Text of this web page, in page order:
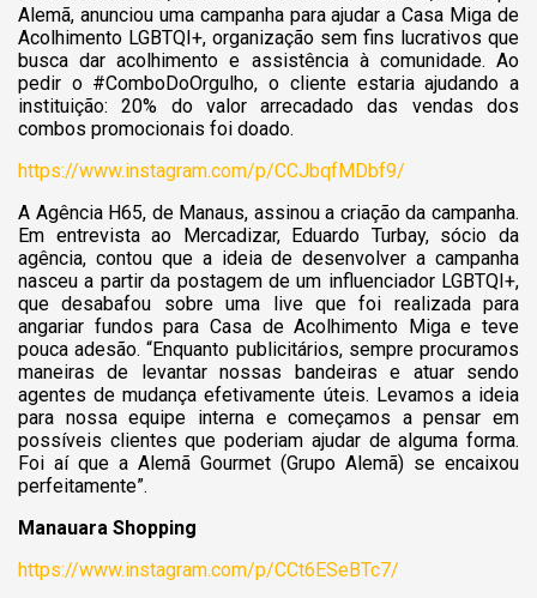
Alemã, anunciou uma campanha para ajudar a Casa Miga de
Acolhimento LGBTQI+, organização sem fins lucrativos que
busca dar acolhimento e assistência à comunidade. Ao
pedir o #ComboDoOrgulho, o cliente estaria ajudando a
instituição: 20% do valor arrecadado das vendas dos
combos promocionais foi doado.
https://www.instagram.com/p/CCJbqfMDbf9/
A Agência H65, de Manaus, assinou a criação da campanha.
Em entrevista ao Mercadizar, Eduardo Turbay, sócio da
agência, contou que a ideia de desenvolver a campanha
nasceu a partir da postagem de um influenciador LGBTQI+,
que desabafou sobre uma live que foi realizada para
angariar fundos para Casa de Acolhimento Miga e teve
pouca adesão. “Enquanto publicitários, sempre procuramos
maneiras de levantar nossas bandeiras e atuar sendo
agentes de mudança efetivamente úteis. Levamos a ideia
para nossa equipe interna e começamos a pensar em
possíveis clientes que poderiam ajudar de alguma forma.
Foi aí que a Alemã Gourmet (Grupo Alemã) se encaixou
perfeitamente”.
Manauara Shopping
https://www.instagram.com/p/CCt6ESeBTc7/